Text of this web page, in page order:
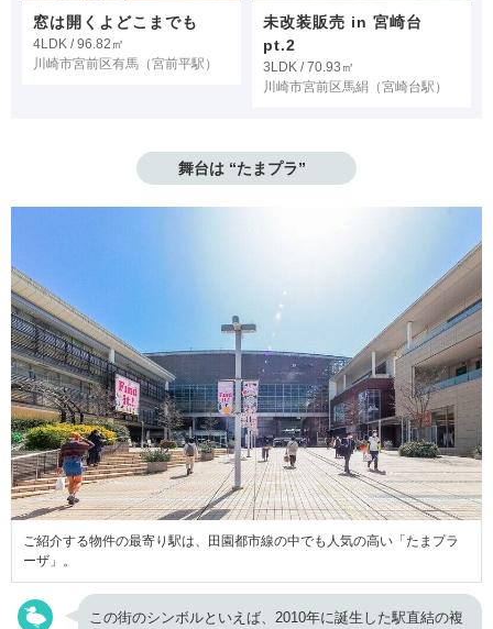
窓は開くよどこまでも
4LDK / 96.82㎡
川崎市宮前区有馬 （宮前平駅）
未改装販売 in 宮崎台
pt.2
3LDK / 70.93㎡
川崎市宮前区馬絹 （宮崎台駅）
舞台は “たまプラ”
ご紹介する物件の最寄り駅は、田園都市線の中でも人気の高い「たまプラ
ーザ」。
この街のシンボルといえば、2010年に誕生した駅直結の複